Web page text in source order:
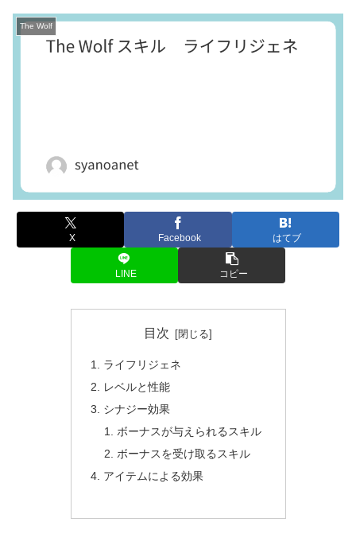
The Wolf
X Facebook はてブ
LINE コピー
目次
ライフリジェネ
レベルと性能
シナジー効果
ボーナスが与えられるスキル
ボーナスを受け取るスキル
アイテムによる効果